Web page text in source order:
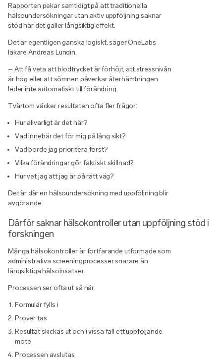
Rapporten pekar samtidigt på att traditionella
hälsoundersökningar utan aktiv uppföljning saknar
stöd när det gäller långsiktig effekt.
Det är egentligen ganska logiskt, säger OneLabs
läkare Andreas Lundin.
– Att få veta att blodtrycket är förhöjt, att stressnivån
är hög eller att sömnen påverkar återhämtningen
leder inte automatiskt till förändring.
Tvärtom väcker resultaten ofta fler frågor:
Hur allvarligt är det här?
Vad innebär det för mig på lång sikt?
Vad borde jag prioritera först?
Vilka förändringar gör faktiskt skillnad?
Hur vet jag att jag är på rätt väg?
Det är där en hälsoundersökning med uppföljning blir
avgörande.
Därför saknar hälsokontroller utan uppföljning stöd i
forskningen
Många hälsokontroller är fortfarande utformade som
administrativa screeningprocesser snarare än
långsiktiga hälsoinsatser.
Processen ser ofta ut så här:
Formulär fylls i
Prover tas
Resultat skickas ut och i vissa fall ett uppföljande
möte
Processen avslutas